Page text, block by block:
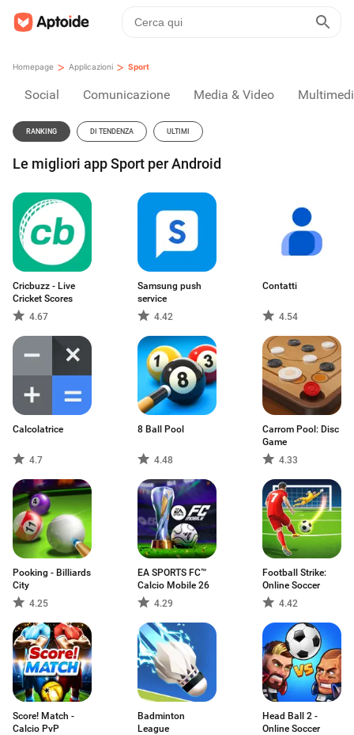
Homepage > Applicazioni > Sport
Social Comunicazione Media & Video
RANKING DI TENDENZA ULTIMI
Le migliori app Sport per Android
Cricbuzz - Live
Cricket Scores
4.67
Samsung push
service
4.42
Contatti
4.54
Calcolatrice
4.7
8 Ball Pool
4.48
Carrom Pool: Disc
Game
4.33
Pooking - Billiards
City
4.25
EA SPORTS FC™
Calcio Mobile 26
4.29
Football Strike:
Online Soccer
4.42
Score! Match -
Calcio PvP
Badminton
League
Head Ball 2 -
Online Soccer